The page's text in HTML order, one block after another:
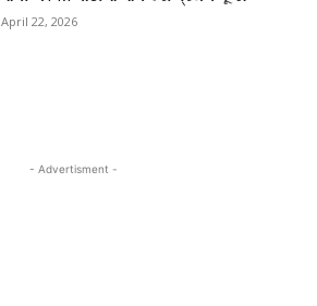
April 22, 2026
- Advertisment -